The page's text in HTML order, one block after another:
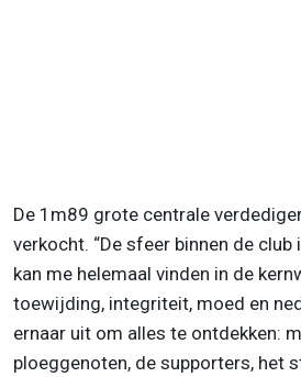
De 1m89 grote centrale
verkocht. “De sfeer binnen de
kan me helemaal vinden in de
toewijding, integriteit, moed en
ernaar uit om alles te ontdekken:
ploeggenoten, de supporters, het